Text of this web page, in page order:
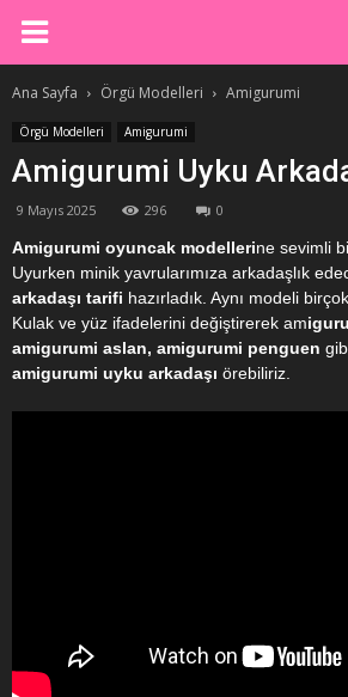
Ana Sayfa Örgü Modelleri Amigurumi
Örgü Modelleri Amigurumi
Amigurumi Uyku
9 Mayıs 2025 296 0
Amigurumi oyuncak modellerine sevimli
Uyurken minik yavrularımıza arkadaşlık
arkadaşı tarifi hazırladık. Aynı modeli
Kulak ve yüz ifadelerini değiştirerek am
amigurumi aslan, amigurumi penguen
amigurumi uyku arkadaşı örebiliriz.